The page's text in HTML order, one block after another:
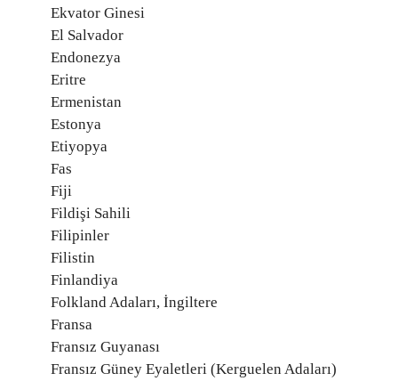
Ekvator Ginesi
El Salvador
Endonezya
Eritre
Ermenistan
Estonya
Etiyopya
Fas
Fiji
Fildişi Sahili
Filipinler
Filistin
Finlandiya
Folkland Adaları, İngiltere
Fransa
Fransız Guyanası
Fransız Güney Eyaletleri (Kerguelen Adaları)